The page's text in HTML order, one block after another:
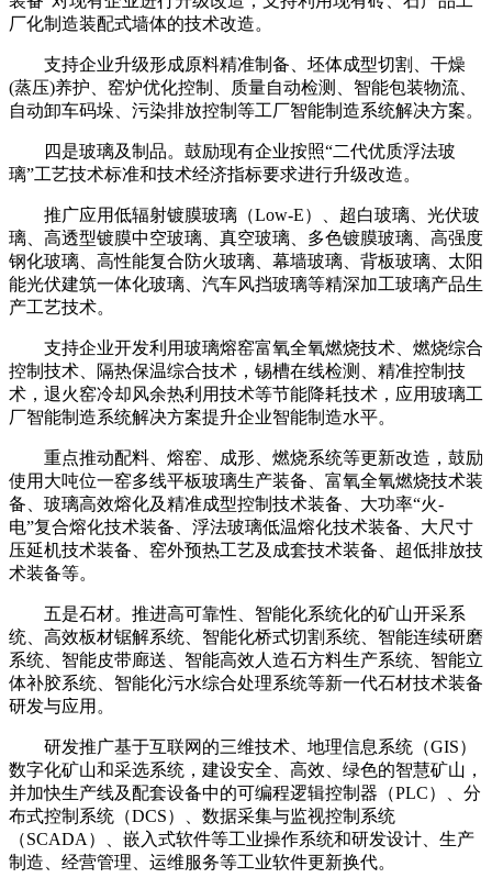
厂化制造装配式墙体的技术改造。
支持企业升级形成原料精准制备、坯体成型切割、干燥
(蒸压)养护、窑炉优化控制、质量自动检测、智能包装物流、
自动卸车码垛、污染排放控制等工厂智能制造系统解决方案。
四是玻璃及制品。鼓励现有企业按照“二代优质浮法玻
璃”工艺技术标准和技术经济指标要求进行升级改造。
推广应用低辐射镀膜玻璃（Low-E）、超白玻璃、光伏玻
璃、高透型镀膜中空玻璃、真空玻璃、多色镀膜玻璃、高强度
钢化玻璃、高性能复合防火玻璃、幕墙玻璃、背板玻璃、太阳
能光伏建筑一体化玻璃、汽车风挡玻璃等精深加工玻璃产品生
产工艺技术。
支持企业开发利用玻璃熔窑富氧全氧燃烧技术、燃烧综合
控制技术、隔热保温综合技术，锡槽在线检测、精准控制技
术，退火窑冷却风余热利用技术等节能降耗技术，应用玻璃工
厂智能制造系统解决方案提升企业智能制造水平。
重点推动配料、熔窑、成形、燃烧系统等更新改造，鼓励
使用大吨位一窑多线平板玻璃生产装备、富氧全氧燃烧技术装
备、玻璃高效熔化及精准成型控制技术装备、大功率“火-
电”复合熔化技术装备、浮法玻璃低温熔化技术装备、大尺寸
压延机技术装备、窑外预热工艺及成套技术装备、超低排放技
术装备等。
五是石材。推进高可靠性、智能化系统化的矿山开采系
统、高效板材锯解系统、智能化桥式切割系统、智能连续研磨
系统、智能皮带廊送、智能高效人造石方料生产系统、智能立
体补胶系统、智能化污水综合处理系统等新一代石材技术装备
研发与应用。
研发推广基于互联网的三维技术、地理信息系统（GIS）
数字化矿山和采选系统，建设安全、高效、绿色的智慧矿山，
并加快生产线及配套设备中的可编程逻辑控制器（PLC）、分
布式控制系统（DCS）、数据采集与监视控制系统
（SCADA）、嵌入式软件等工业操作系统和研发设计、生产
制造、经营管理、运维服务等工业软件更新换代。